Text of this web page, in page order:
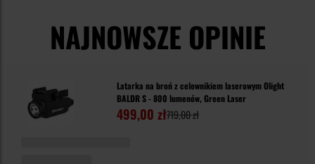
NAJNOWSZE OPINIE
Latarka na broń z celownikiem laserowym Olight
BALDR S - 800 lumenów, Green Laser
499,00 zł719,00 zł